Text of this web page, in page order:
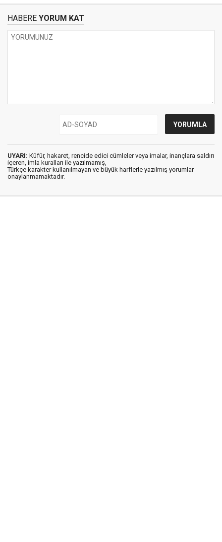
HABERE YORUM KAT
UYARI: Küfür, hakaret, rencide edici cümleler veya imalar, inançlara saldırı
içeren, imla kuralları ile yazılmamış,
Türkçe karakter kullanılmayan ve büyük harflerle yazılmış yorumlar
onaylanmamaktadır.